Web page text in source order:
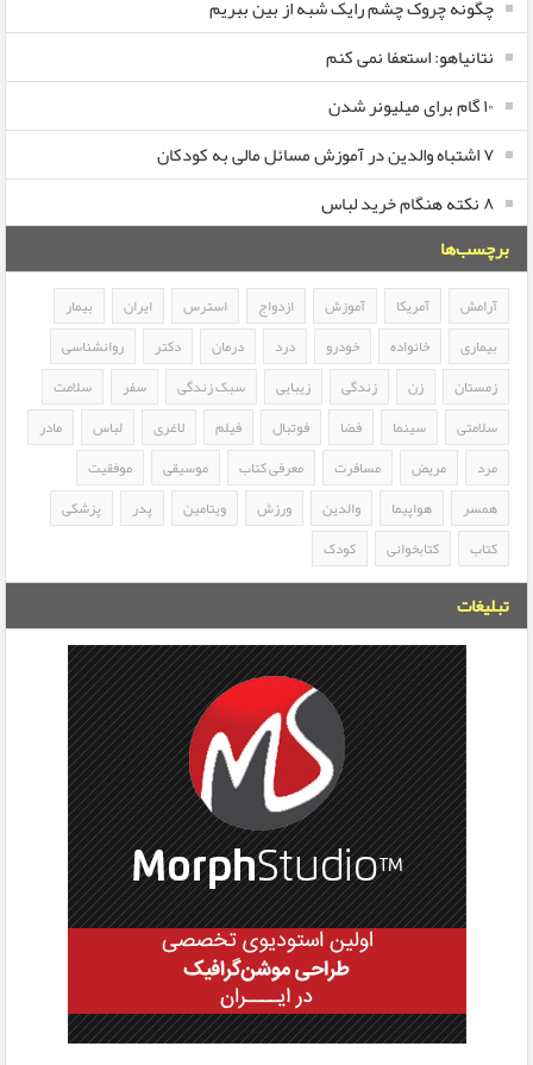
چگونه چروک چشم رایک شبه از بین ببریم
نتانیاهو: استعفا نمی کنم
۱۰ گام برای میلیونر شدن
۷ اشتباه والدین در آموزش مسائل مالی به کودکان
۸ نکته هنگام خرید لباس
برچسب‌ها
آرامش آمریکا آموزش ازدواج استرس ایران
بیمار
بیماری
خانواده خودرو درد درمان دکتر
روانشناسی
زمستان
زن زندگی زیبایی سبک زندگی سفر
سلامت
سلامتی
سینما فضا فوتبال فیلم لاغری لباس
مادر
مرد
مریض مسافرت معرفی کتاب موسیقی
موفقیت
همسر
هواپیما والدین ورزش ویتامین پدر
پزشکی
کتاب
کتابخوانی کودک
تبلیغات